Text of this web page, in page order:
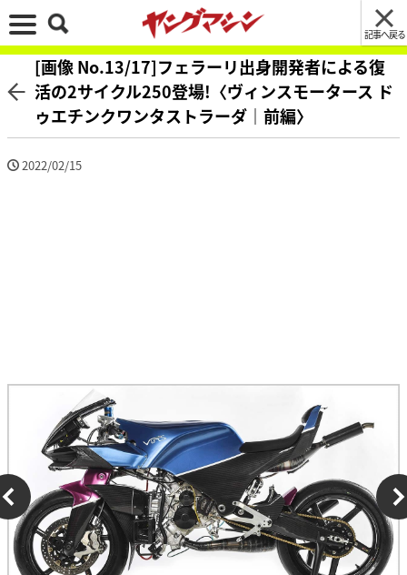
記事へ戻る
[画像 No.13/17]フェラーリ出身開発者による復
活の2サイクル250登場!〈ヴィンスモータース ド
ゥエチンクワンタストラーダ｜前編〉
2022/02/15